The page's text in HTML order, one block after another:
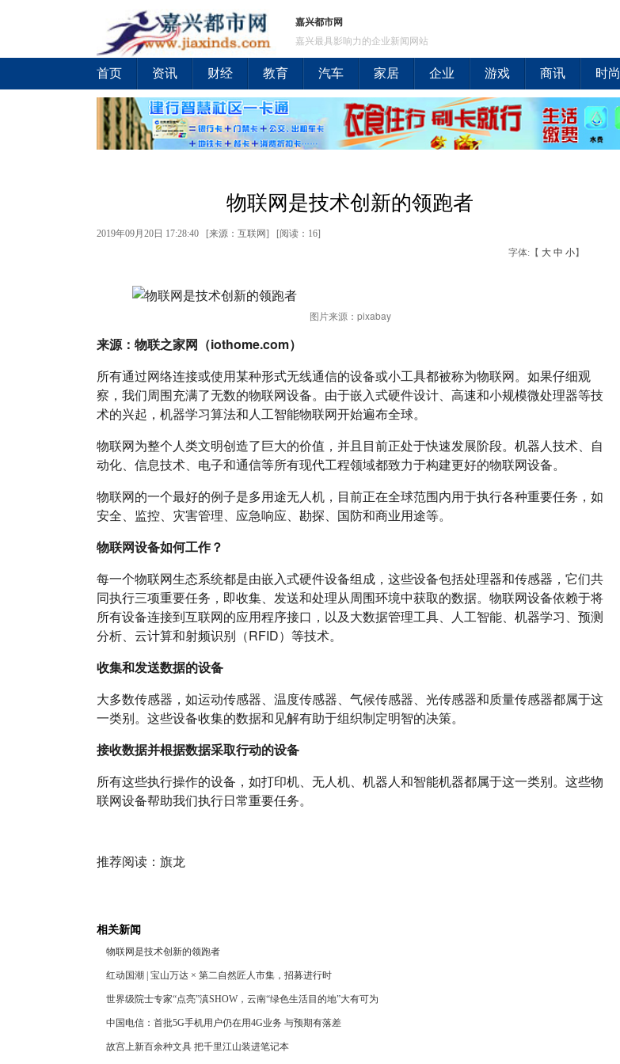
嘉兴都市网
嘉兴最具影响力的企业新闻网站
首页 资讯 财经 教育 汽车 家居 企业 游戏 商讯 时尚
物联网是技术创新的领跑者
2019年09月20日 17:28:40 [来源：互联网] [阅读：16]
字体:【 大 中 小】
图片来源：pixabay
来源：物联之家网（iothome.com）
所有通过网络连接或使用某种形式无线通信的设备或小工具都被称为物联网。如果仔细观
察，我们周围充满了无数的物联网设备。由于嵌入式硬件设计、高速和小规模微处理器等技
术的兴起，机器学习算法和人工智能物联网开始遍布全球。
物联网为整个人类文明创造了巨大的价值，并且目前正处于快速发展阶段。机器人技术、自
动化、信息技术、电子和通信等所有现代工程领域都致力于构建更好的物联网设备。
物联网的一个最好的例子是多用途无人机，目前正在全球范围内用于执行各种重要任务，如
安全、监控、灾害管理、应急响应、勘探、国防和商业用途等。
物联网设备如何工作？
每一个物联网生态系统都是由嵌入式硬件设备组成，这些设备包括处理器和传感器，它们共
同执行三项重要任务，即收集、发送和处理从周围环境中获取的数据。物联网设备依赖于将
所有设备连接到互联网的应用程序接口，以及大数据管理工具、人工智能、机器学习、预测
分析、云计算和射频识别（RFID）等技术。
收集和发送数据的设备
大多数传感器，如运动传感器、温度传感器、气候传感器、光传感器和质量传感器都属于这
一类别。这些设备收集的数据和见解有助于组织制定明智的决策。
接收数据并根据数据采取行动的设备
所有这些执行操作的设备，如打印机、无人机、机器人和智能机器都属于这一类别。这些物
联网设备帮助我们执行日常重要任务。
推荐阅读： 旗龙
相关新闻
物联网是技术创新的领跑者
红动国潮 | 宝山万达 × 第二自然匠人市集，招募进行时
世界级院士专家“点亮”滇SHOW，云南“绿色生活目的地”大有可为
中国电信：首批5G手机用户仍在用4G业务 与预期有落差
故宫上新百余种文具 把千里江山装进笔记本